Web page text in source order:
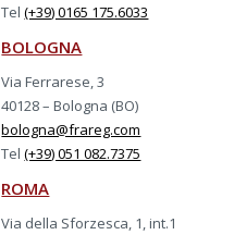
Tel(+39) 0165 175.6033
BOLOGNA
Via Ferrarese, 3
40128 – Bologna (BO)
bologna@frareg.com
Tel(+39) 051 082.7375
ROMA
Via della Sforzesca, 1, int.1